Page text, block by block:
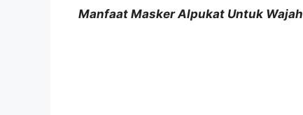
Manfaat Masker Alpukat Untuk Wajah